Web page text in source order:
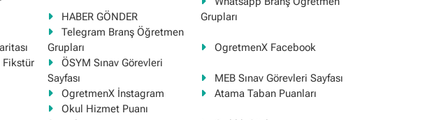
Fikstür
HABER GÖNDER
Grupları
Telegram Branş Öğretmen
Grupları
OgretmenX Facebook
ÖSYM Sınav Görevleri
Sayfası
MEB Sınav Görevleri Sayfası
OgretmenX İnstagram
Atama Taban Puanları
Okul Hizmet Puanı